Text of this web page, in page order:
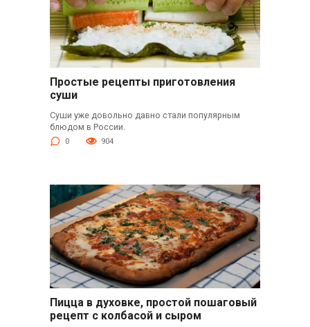
Простые рецепты приготовления
суши
Суши уже довольно давно стали популярным
блюдом в России.
0 904
Пицца в духовке, простой пошаговый
рецепт с колбасой и сыром